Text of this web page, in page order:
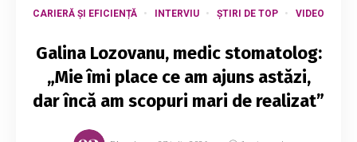
CARIERĂ ȘI EFICIENȚĂ INTERVIU ȘTIRI DE TOP VIDEO
Galina Lozovanu, medic stomatolog:
„Mie îmi place ce am ajuns astăzi,
dar încă am scopuri mari de realizat”